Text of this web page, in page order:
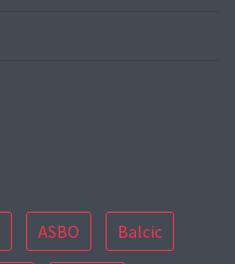
ASBO Balcic